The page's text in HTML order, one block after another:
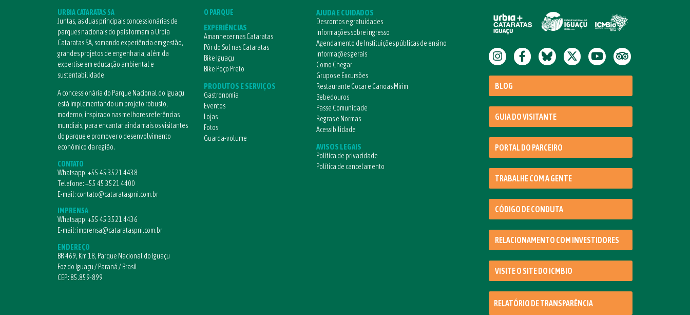
URBIA CATARATAS SA
Juntas, as duas principais concessionárias de
parques nacionais do país formam a Urbia
Cataratas SA, somando experiência em gestão,
grandes projetos de engenharia, além da
expertise em educação ambiental e
sustentabilidade.
A concessionária do Parque Nacional do Iguaçu
está implementando um projeto robusto,
moderno, inspirado nas melhores referências
mundiais, para encantar ainda mais os visitantes
do parque e promover o desenvolvimento
econômico da região.
CONTATO
Whatsapp:+55 45 3521 4438
Telefone:+55 45 3521 4400
E-mail: contato@catarataspni.com.br
IMPRENSA
Whatsapp:+55 45 3521 4436
E-mail: imprensa@catarataspni.com.br
ENDEREÇO
BR 469, Km 18, Parque Nacional do Iguaçu
Foz do Iguaçu / Paraná / Brasil
CEP.: 85.859-899
O PARQUE
EXPERIÊNCIAS
Amanhecer nas Cataratas
Pôr do Sol nas Cataratas
Bike Iguaçu
Bike Poço Preto
PRODUTOS E SERVIÇOS
Gastronomia
Eventos
Lojas
Fotos
Guarda-volume
AJUDA E CUIDADOS
Descontos e gratuidades
Informações sobre ingresso
Agendamento de Instituições públicas de ensino
Informações gerais
Como Chegar
Grupos e Excursões
Restaurante Cocar e Canoas Mirim
Bebedouros
Passe Comunidade
Regras e Normas
Acessibilidade
AVISOS LEGAIS
Política de privacidade
Política de cancelamento
BLOG
GUIA DO VISITANTE
PORTAL DO PARCEIRO
TRABALHE COM A GENTE
CÓDIGO DE CONDUTA
RELACIONAMENTO COM INVESTIDORES
VISITE O SITE DO ICMBIO
RELATÓRIO DE TRANSPARÊNCIA